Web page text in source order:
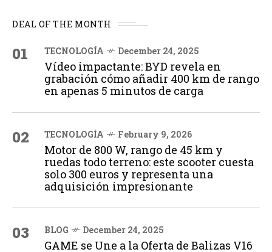
DEAL OF THE MONTH
01 TECNOLOGÍA December 24, 2025
Vídeo impactante: BYD revela en
grabación cómo añadir 400 km de rango
en apenas 5 minutos de carga
02 TECNOLOGÍA February 9, 2026
Motor de 800 W, rango de 45 km y
ruedas todo terreno: este scooter cuesta
solo 300 euros y representa una
adquisición impresionante
03 BLOG December 24, 2025
GAME se Une a la Oferta de Balizas V16